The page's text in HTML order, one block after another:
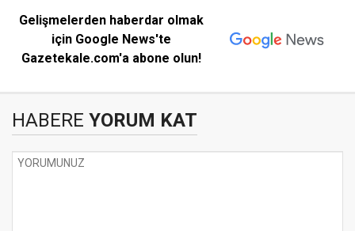
Gelişmelerden haberdar olmak
için Google News'te
Gazetekale.com'a abone olun!
HABERE YORUM KAT